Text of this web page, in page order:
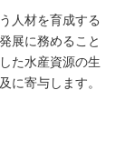
人材を育成する
展に務めること
た水産資源の生
に寄与します。